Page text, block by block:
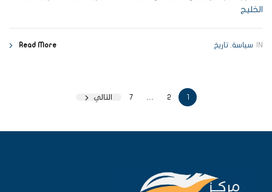
الخليج
IN سياسة تاريخ Read More
2
…
7 التالي